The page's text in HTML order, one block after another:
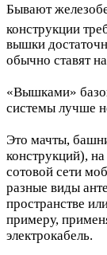
Бывают
конструкции
вышки
обычно ставят
«Вышками»
системы лучше
Это мачты,
конструкций),
сотовой сети
разные виды
пространстве
примеру,
электрокабель.